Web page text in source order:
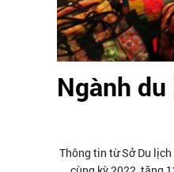
Ngành
Thông tin từ Sở Du